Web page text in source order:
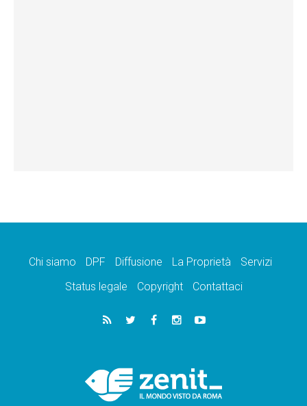
Chi siamo DPF Diffusione La Proprietà
Servizi
Status legale
Copyright Contattaci